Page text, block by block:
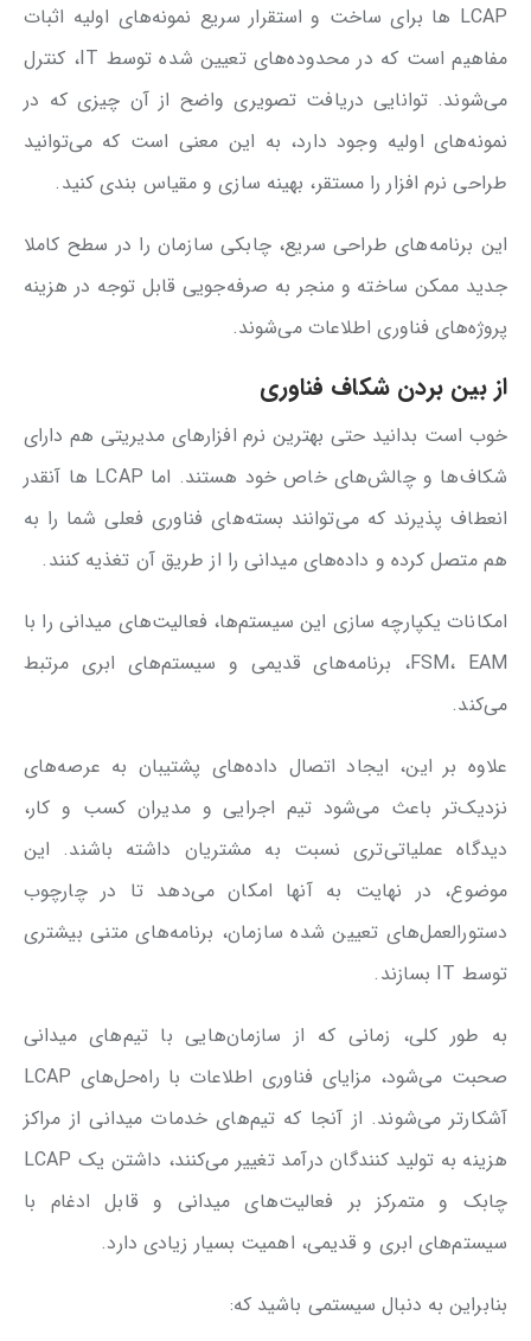
LCAP ها برای ساخت و استقرار سریع نمونه‌های اولیه اثبات
مفاهیم است که در محدوده‌های تعیین شده توسط IT، کنترل
می‌شوند. توانایی دریافت تصویری واضح از آن چیزی که در
نمونه‌های اولیه وجود دارد، به این معنی است که می‌توانید
طراحی نرم افزار را مستقر، بهینه سازی و مقیاس بندی کنید.
این برنامه‌های طراحی سریع، چابکی سازمان را در سطح کاملا
جدید ممکن ساخته و منجر به صرفه‌جویی قابل توجه در هزینه‌
پروژه‌های فناوری اطلاعات می‌شوند.
از بین بردن شکاف فناوری
خوب است بدانید حتی بهترین نرم افزارهای مدیریتی هم دارای
شکاف‌ها و چالش‌های خاص خود هستند. اما LCAP ها آنقدر
انعطاف پذیرند که می‌توانند بسته‌های فناوری فعلی شما را به
هم متصل کرده و داده‌های میدانی را از طریق آن تغذیه کنند.
امکانات یکپارچه سازی این سیستم‌ها، فعالیت‌های میدانی را با
FSM، EAM، برنامه‌های قدیمی و سیستم‌های ابری مرتبط
می‌کند.
علاوه بر این، ایجاد اتصال داده‌های پشتیبان به عرصه‌های
نزدیک‌تر باعث می‌شود تیم اجرایی و مدیران کسب و کار،
دیدگاه عملیاتی‌تری نسبت به مشتریان داشته باشند. این
موضوع، در نهایت به آنها امکان می‌دهد تا در چارچوب
دستورالعمل‌های تعیین شده سازمان، برنامه‌های متنی بیشتری
توسط IT بسازند.
به طور کلی، زمانی که از سازمان‌هایی با تیم‌های میدانی
صحبت می‌شود، مزایای فناوری اطلاعات با راه‌حل‌های LCAP
آشکارتر می‌شوند. از آنجا که تیم‌های خدمات میدانی از مراکز
هزینه به تولید کنندگان درآمد تغییر می‌کنند، داشتن یک LCAP
چابک و متمرکز بر فعالیت‌های میدانی و قابل ادغام با
سیستم‌های ابری و قدیمی، اهمیت بسیار زیادی دارد.
بنابراین به دنبال سیستمی باشید که: